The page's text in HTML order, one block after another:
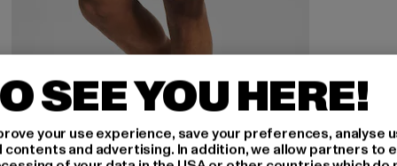
SEE YOU HERE!
your use experience, save your preferences, analyse
and advertising. In addition, we allow partners to